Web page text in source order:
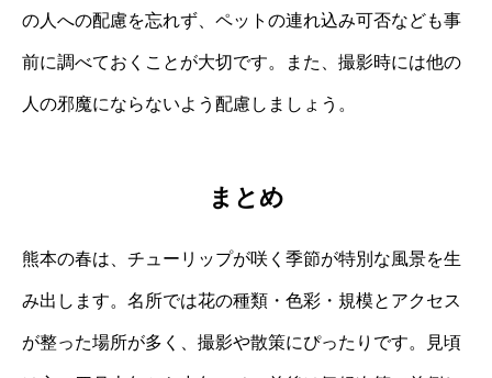
の人への配慮を忘れず、ペットの連れ込み可否なども事
前に調べておくことが大切です。また、撮影時には他の
人の邪魔にならないよう配慮しましょう。
まとめ
熊本の春は、チューリップが咲く季節が特別な風景を生
み出します。名所では花の種類・色彩・規模とアクセス
が整った場所が多く、撮影や散策にぴったりです。見頃